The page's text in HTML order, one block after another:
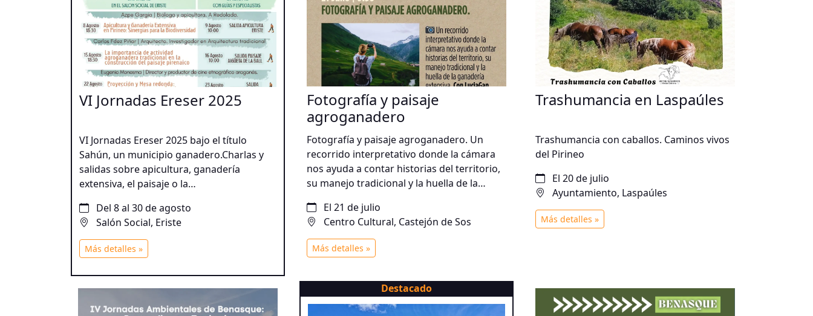
VI Jornadas Ereser 2025
VI Jornadas Ereser 2025 bajo el título
Sahún, un municipio ganadero.Charlas y
salidas sobre apicultura, ganadería
extensiva, el paisaje o la
sostenibilidad. Gynkana infantil.
Del 8 al 30 de agosto
Salón Social, Eriste
Más detalles »
Fotografía y paisaje
agroganadero
Fotografía y paisaje agroganadero. Un
recorrido interpretativo donde la cámara
nos ayuda a contar historias del territorio,
su manejo tradicional y la huella de la
Información y
reservas: pirinature.experiencias@gmail.com
El 21 de julio
Centro Cultural, Castejón de Sos
Más detalles »
Trashumancia en Laspaúles
Trashumancia con caballos. Caminos vivos
del Pirineo
El 20 de julio
Ayuntamiento, Laspaúles
Más detalles »
Destacado